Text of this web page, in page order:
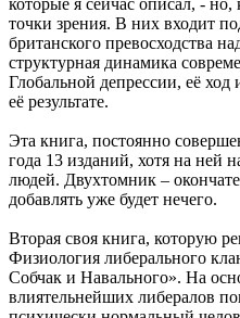
точки зрения. В них входит
британского превосходства
структурная динамика
Глобальной депрессии, её ход
её результате.
Эта книга, постоянно
года 13 изданий, хотя на ней
людей. Двухтомник –
добавлять уже будет нечего.
Вторая своя книга, которую
Физиология либерального
Собчак и Навального». На
влиятельнейших либералов